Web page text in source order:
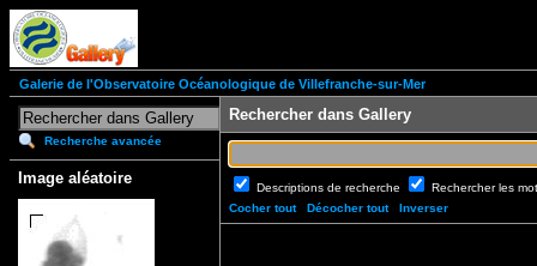
Galerie de l'Observatoire Océanologique de Villefranche-sur-Mer
Recherche avancée
Image aléatoire
Rechercher dans Gallery
Descriptions de recherche
Rechercher les
Cocher tout
Décocher tout Inverser